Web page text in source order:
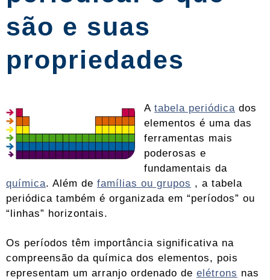
são e suas
propriedades
A tabela periódica dos
elementos é uma das
ferramentas mais
poderosas e
fundamentais da
química. Além de famílias ou grupos , a tabela
periódica também é organizada em “períodos” ou
“linhas” horizontais.
Os períodos têm importância significativa na
compreensão da química dos elementos, pois
representam um arranjo ordenado de elétrons nas